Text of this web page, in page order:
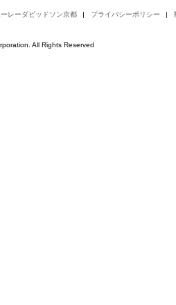
ーレーダビッドソン京都 プライバシーポリシー
All Rights Reserved